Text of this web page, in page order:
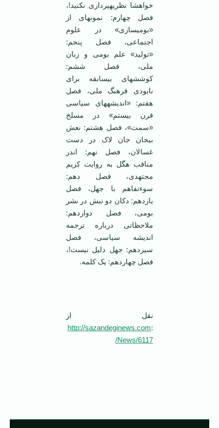
خواهشا نظریه‏پردازی نکنید!،
فصل چهارم: نمونه‏ای از
«بومی‏سازی» در علوم
اجتماعی، فصل پنجم:
«تولید» علم بومی و زبان
ملی، فصل ششم:
کوشش‏های بی‏سابقه برای
نابودی فرهنگ ملی، فصل
هفتم: «اندیشه‏های سیاسی
قرن بیستم» در مسلخ
«سمت»، فصل هشتم: نعش
بی‏جان جان لاک در دست
غسالان، فصل نهم: اندر
مناقب هگل به روایت کریم
مجتهدی، فصل دهم:
سوء‌تفاهم با جهل، فصل
یازدهم: دکان دو نبش در نشر
بومی، فصل دوازدهم:
ملاحظاتی درباره ترجمه
اندیشه سیاسی، فصل
سیزدهم: جهل دلیل نیست!،
فصل چهاردهم: یک کلمه.
نقل از
:
http://sazandeginews.com
/News/6117